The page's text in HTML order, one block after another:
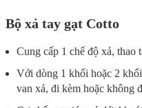
Bộ xả tay gạt Cotto
Cung cấp 1 chế độ xả, thao
Với dòng 1 khối hoặc 2
van xả, đi kèm hoặc không